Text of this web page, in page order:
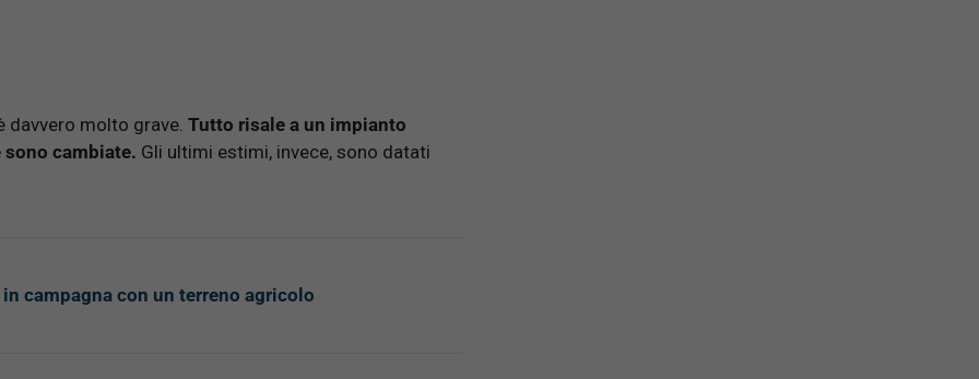
davvero molto grave. Tutto risale a un impianto
cambiate. Gli ultimi estimi, invece, sono datati
campagna con un terreno agricolo